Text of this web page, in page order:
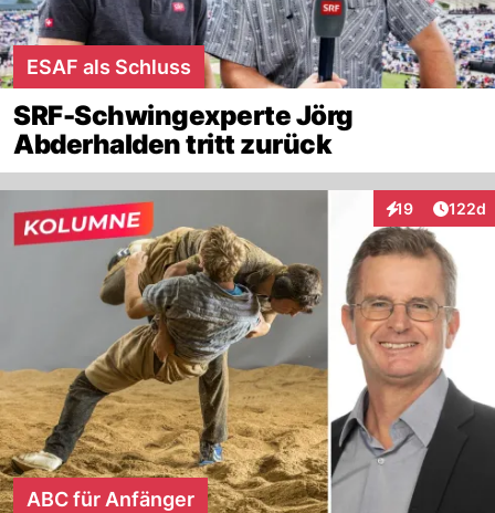
ESAF als Schluss
SRF-Schwingexperte Jörg
Abderhalden tritt zurück
19
Interaktionen
122d
ABC für Anfänger